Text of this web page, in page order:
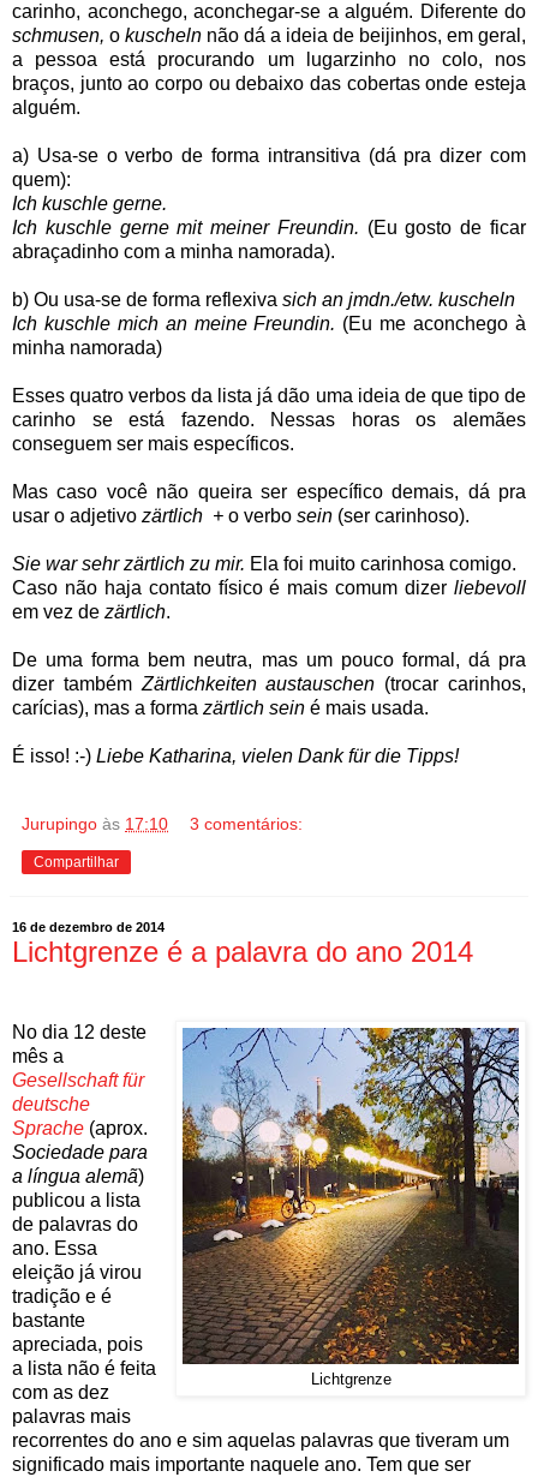
carinho, aconchego, aconchegar-se a alguém. Diferente do
schmusen, o kuscheln não dá a ideia de beijinhos, em geral,
a pessoa está procurando um lugarzinho no colo, nos
braços, junto ao corpo ou debaixo das cobertas onde esteja
alguém.
a) Usa-se o verbo de forma intransitiva (dá pra dizer com
quem):
Ich kuschle gerne.
Ich kuschle gerne mit meiner Freundin. (Eu gosto de ficar
abraçadinho com a minha namorada).
b) Ou usa-se de forma reflexiva sich an jmdn./etw. kuscheln
Ich kuschle mich an meine Freundin. (Eu me aconchego à
minha namorada)
Esses quatro verbos da lista já dão uma ideia de que tipo de
carinho se está fazendo. Nessas horas os alemães
conseguem ser mais específicos.
Mas caso você não queira ser específico demais, dá pra
usar o adjetivo zärtlich + o verbo sein (ser carinhoso).
Sie war sehr zärtlich zu mir. Ela foi muito carinhosa comigo.
Caso não haja contato físico é mais comum dizer liebevoll
em vez de zärtlich.
De uma forma bem neutra, mas um pouco formal, dá pra
dizer também Zärtlichkeiten austauschen (trocar carinhos,
carícias), mas a forma zärtlich sein é mais usada.
É isso! :-) Liebe Katharina, vielen Dank für die Tipps!
Jurupingo às 17:10 3 comentários:
Compartilhar
16 de dezembro de 2014
Lichtgrenze é a palavra do ano 2014
Lichtgrenze
No dia 12 deste
mês a
Gesellschaft für
deutsche
Sprache (aprox.
Sociedade para
a língua alemã)
publicou a lista
de palavras do
ano. Essa
eleição já virou
tradição e é
bastante
apreciada, pois
a lista não é feita
com as dez
palavras mais
recorrentes do ano e sim aquelas palavras que tiveram um
significado mais importante naquele ano. Tem que ser